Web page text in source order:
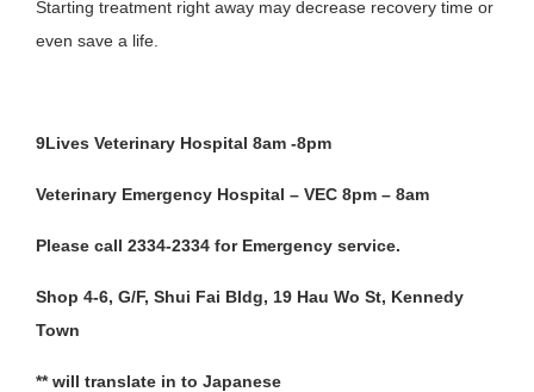
Starting treatment right away may decrease recovery time or
even save a life.
9Lives Veterinary Hospital 8am -8pm
Veterinary Emergency Hospital – VEC 8pm – 8am
Please call 2334-2334 for Emergency service.
Shop 4-6, G/F, Shui Fai Bldg, 19 Hau Wo St, Kennedy
Town
** will translate in to Japanese